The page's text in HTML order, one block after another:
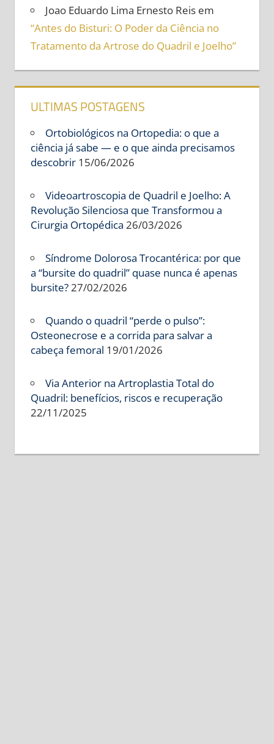
Joao Eduardo Lima Ernesto Reisem
“Antes do Bisturi: O Poder da Ciência no
Tratamento da Artrose do Quadril e Joelho”
ULTIMAS POSTAGENS
Ortobiológicos na Ortopedia: o que a
ciência já sabe — e o que ainda precisamos
descobrir 15/06/2026
Videoartroscopia de Quadril e Joelho: A
Revolução Silenciosa que Transformou a
Cirurgia Ortopédica 26/03/2026
Síndrome Dolorosa Trocantérica: por que
a “bursite do quadril” quase nunca é apenas
bursite?27/02/2026
Quando o quadril “perde o pulso”:
Osteonecrose e a corrida para salvar a
cabeça femoral 19/01/2026
Via Anterior na Artroplastia Total do
Quadril: benefícios, riscos e recuperação
22/11/2025